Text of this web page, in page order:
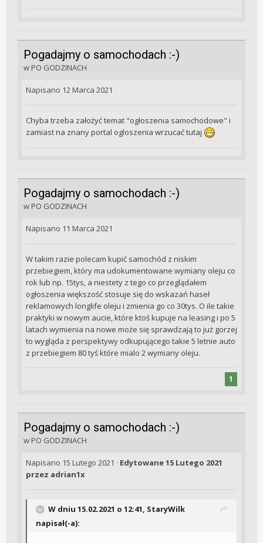
Pogadajmy o samochodach :-)
w PO GODZINACH
Napisano 12 Marca 2021
Chyba trzeba założyć temat "ogłoszenia samochodowe" i
zamiast na znany portal ogloszenia wrzucać tutaj
Pogadajmy o samochodach :-)
w PO GODZINACH
Napisano 11 Marca 2021
W takim razie polecam kupić samochód z niskim
przebiegiem, który ma udokumentowane wymiany oleju co
rok lub np. 15tys, a niestety z tego co przeglądałem
ogłoszenia większość stosuje się do wskazań haseł
reklamowych longlife oleju i zmienia go co 30tys. O ile takie
praktyki w nowym aucie, które ktoś kupuje na leasing i po 5
latach wymienia na nowe może się sprawdzają to już gorzej
to wygląda z perspektywy odkupującego takie 5 letnie auto
z przebiegiem 80 tyś które mialo 2 wymiany oleju.
1
Pogadajmy o samochodach :-)
w PO GODZINACH
Napisano 15 Lutego 2021 · Edytowane15 Lutego 2021
przez adrian1x
W dniu 15.02.2021 o 12:41, StaryWilk
napisał(-a):